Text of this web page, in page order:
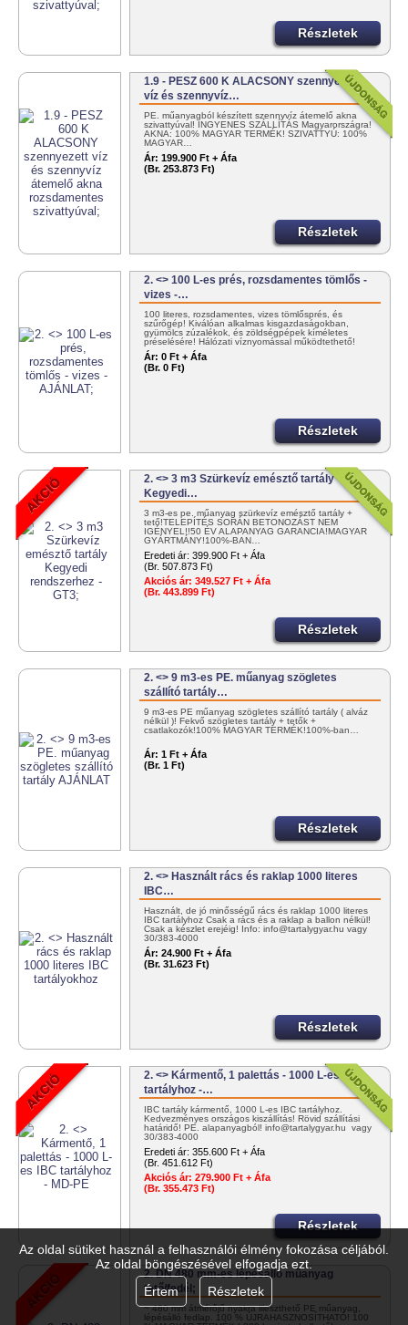
Az oldal sütiket használ a felhasználói élmény fokozása céljából.
Az oldal böngészésével elfogadja ezt.
Értem
Részletek
Részletek
1.9 - PESZ 600 K ALACSONY szennyezett
víz és szennyvíz…
PE. műanyagból készített szennyvíz átemelő akna
szivattyúval! INGYENES SZÁLLÍTÁS Magyarországra!
AKNA: 100% MAGYAR TERMÉK! SZIVATTYÚ: 100%
MAGYAR…
Ár: 199.900 Ft + Áfa
(Br. 253.873 Ft)
Részletek
2. <> 100 L-es prés, rozsdamentes tömlős -
vizes -…
100 literes, rozsdamentes, vizes tömlősprés, és
szűrőgép! Kiválóan alkalmas kisgazdaságokban,
gyümölcs zúzalékok, és zöldségpépek kíméletes
préselésére! Hálózati víznyomással működtethető!
30/383-4000
Ár: 0 Ft + Áfa
(Br. 0 Ft)
Részletek
2. <> 3 m3 Szürkevíz emésztő tartály
Kegyedi…
3 m3-es pe. műanyag szürkevíz emésztő tartály +
tető!TELEPÍTÉS SORÁN BETONOZÁST NEM
IGÉNYEL!!50 ÉV ALAPANYAG GARANCIA!MAGYAR
GYÁRTMÁNY!100%-BAN…
Eredeti ár: 399.900 Ft + Áfa
(Br. 507.873 Ft)
Akciós ár: 349.527 Ft + Áfa
(Br. 443.899 Ft)
Részletek
2. <> 9 m3-es PE. műanyag szögletes
szállító tartály…
9 m3-es PE műanyag szögletes szállító tartály ( alváz
nélkül )! Fekvő szögletes tartály + tetők +
csatlakozók!100% MAGYAR TERMÉK!100%-ban…
Ár: 1 Ft + Áfa
(Br. 1 Ft)
Részletek
2. <> Használt rács és raklap 1000 literes
IBC…
Használt, de jó minősségű rács és raklap 1000 literes
IBC tartályhoz Csak a rács és a raklap a ballon nélkül!
Csak a készlet erejéig! Info: info@tartalygyar.hu vagy
30/383-4000
Ár: 24.900 Ft + Áfa
(Br. 31.623 Ft)
Részletek
2. <> Kármentő, 1 palettás - 1000 L-es IBC
tartályhoz -…
IBC tartály kármentő, 1000 L-es IBC tartályhoz.
Kedvezményes országos kiszállítás! Rövid szállítási
határidő! PE. alapanyagból! info@tartalygyar.hu vagy
30/383-4000
Eredeti ár: 355.600 Ft + Áfa
(Br. 451.612 Ft)
Akciós ár: 279.900 Ft + Áfa
(Br. 355.473 Ft)
Részletek
2. DN 480 mm-es lépésálló műanyag
tető/fedél;
~ 480 mm átmérőjű nyakra illeszthető PE műanyag,
lépésálló fedlap. 100 % ÚJRAHASZNOSÍTHATÓ! 100